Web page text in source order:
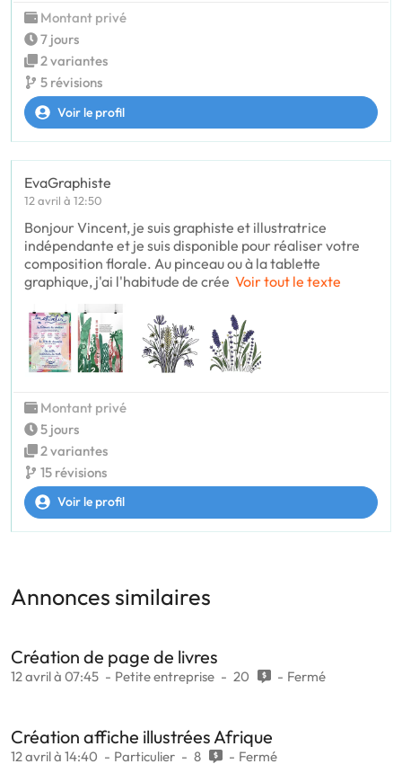
Montant privé
7 jours
2 variantes
5 révisions
Voir le profil
EvaGraphiste
12 avril à 12:50
Bonjour Vincent, je suis graphiste et illustratrice
indépendante et je suis disponible pour réaliser votre
composition florale. Au pinceau ou à la tablette
graphique, j'ai l'habitude de crée Voir tout le texte
Montant privé
5 jours
2 variantes
15 révisions
Voir le profil
Annonces similaires
Création de page de livres
12 avril à 07:45 Petite entreprise 20 Fermé
Création affiche illustrées Afrique
12 avril à 14:40 Particulier 8 Fermé